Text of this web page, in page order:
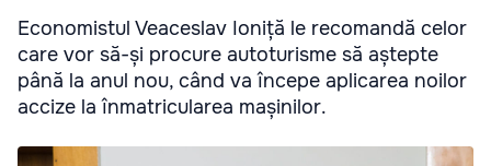
Economistul Veaceslav Ioniță le recomandă celor
care vor să-și procure autoturisme să aștepte
până la anul nou, când va începe aplicarea noilor
accize la înmatricularea mașinilor.